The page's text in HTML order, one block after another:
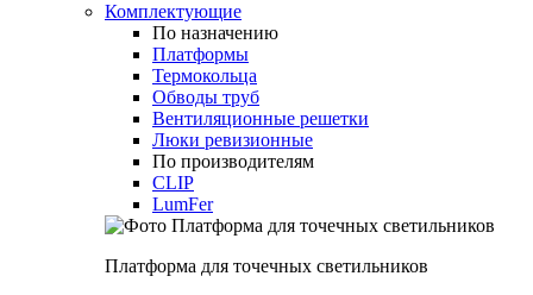
Комплектующие
По назначению
Платформы
Термокольца
Обводы труб
Вентиляционные решетки
Люки ревизионные
По производителям
CLIP
LumFer
Платформа для точечных светильников